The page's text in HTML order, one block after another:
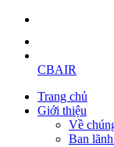
CBAIR
Trang chủ
Giới thiệu
Về
Ban